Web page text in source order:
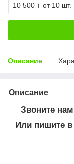
10 500 ₸ от 10 шт.
Описание
Описание
Звоните
Или пишите в